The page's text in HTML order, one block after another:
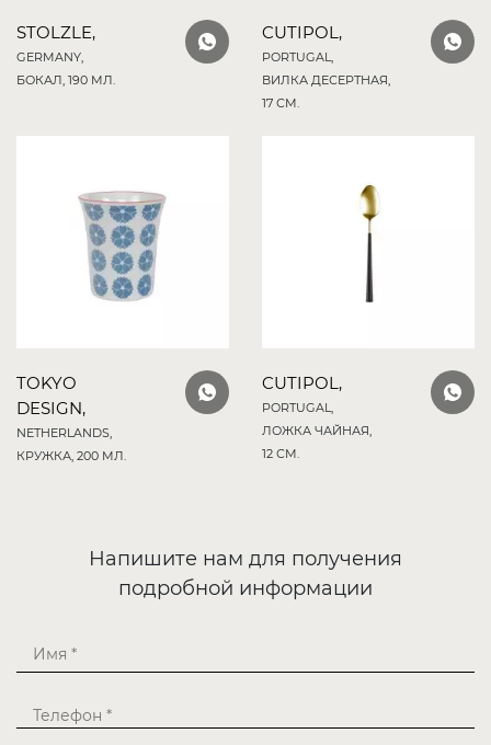
STOLZLE,
GERMANY,
БОКАЛ, 190 МЛ.
CUTIPOL,
PORTUGAL,
ВИЛКА ДЕСЕРТНАЯ,
17 СМ.
TOKYO
DESIGN,
NETHERLANDS,
КРУЖКА, 200 МЛ.
CUTIPOL,
PORTUGAL,
ЛОЖКА ЧАЙНАЯ,
12 СМ.
Напишите нам для получения
подробной информации